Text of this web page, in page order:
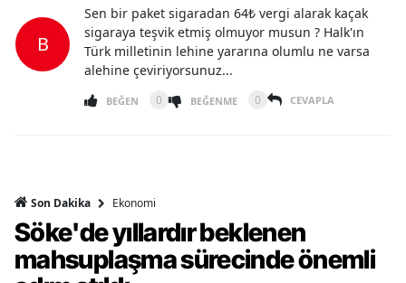
B
Sen bir paket sigaradan 64₺ vergi alarak kaçak
sigaraya teşvik etmiş olmuyor musun ? Halk'ın
Türk milletinin lehine yararına olumlu ne varsa
alehine çeviriyorsunuz...
BEĞEN 0 BEĞENME 0 CEVAPLA
Son Dakika Ekonomi
Söke'de yıllardır beklenen
mahsuplaşma sürecinde önemli